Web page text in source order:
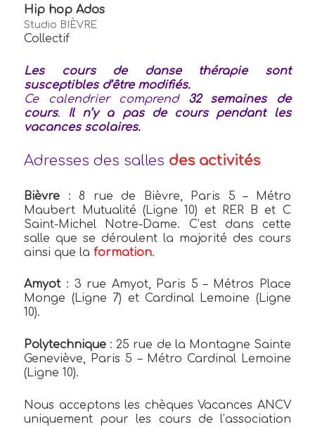
Hip hop Ados
Studio BIÈVRE
Collectif
Les cours de danse thérapie sont
susceptibles d’être modifiés.
Ce calendrier comprend 32 semaines de
cours. Il n’y a pas de cours pendant les
vacances scolaires.
Adresses des salles des activités
Bièvre : 8 rue de Bièvre, Paris 5 – Métro
Maubert Mutualité (Ligne 10) et RER B et C
Saint-Michel Notre-Dame. C’est dans cette
salle que se déroulent la majorité des cours
ainsi que laformation.
Amyot: 3 rue Amyot, Paris 5 – Métros Place
Monge (Ligne 7) et Cardinal Lemoine (Ligne
10).
Polytechnique : 25 rue de la Montagne Sainte
Geneviève, Paris 5 – Métro Cardinal Lemoine
(Ligne 10).
Nous acceptons les chèques Vacances ANCV
uniquement pour les cours de l’association